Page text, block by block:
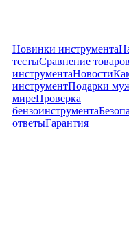
Новинки инструмента
тестыСравнение товаров
инструментаНовости
инструментПодарки
миреПроверка
бензоинструмента
ответыГарантия